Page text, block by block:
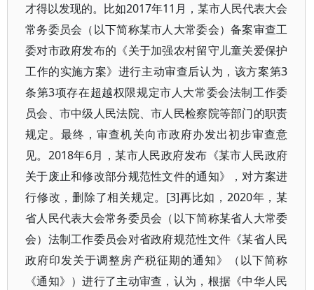
才得以发现的。比如2017年11月，某市人民代表大会
常务委员会（以下简称某市人大常委会）备案审查工
委对市政府发布的《关于加强农村留守儿童关爱保护
工作的实施方案》进行主动审查后认为，该方案第3
条第3项存在超越权限规定市人大常委会法制工作委
员会、市中级人民法院、市人民检察院等部门的职责
规定。最终，审查机关向市政府办发出初步审查意
见。2018年6月，某市人民政府发布《某市人民政府
关于废止和修改部分规范性文件的通知》，对方案进
行修改，删除了相关规定。[3]再比如，2020年，某
省人民代表大会常务委员会（以下简称某省人大常委
会）法制工作委员会对省政府规范性文件《某省人民
政府印发关于调整房产税征期的通知》（以下简称
《通知》）进行了主动审查，认为，根据《中华人民